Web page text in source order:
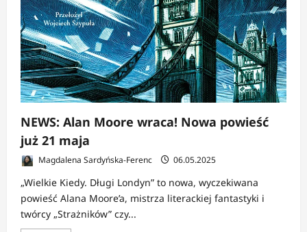
NEWS: Alan Moore wraca! Nowa powieść
już 21 maja
Magdalena Sardyńska-Ferenc 06.05.2025
„Wielkie Kiedy. Długi Londyn” to nowa, wyczekiwana
powieść Alana Moore’a, mistrza literackiej fantastyki i
twórcy „Strażników” czy...